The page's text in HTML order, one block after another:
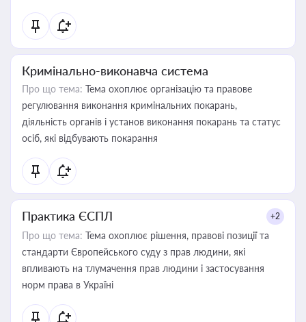
Кримінально-виконавча система
Про що тема: Тема охоплює організацію та правове
регулювання виконання кримінальних покарань,
діяльність органів і установ виконання покарань та статус
осіб, які відбувають покарання
Практика ЄСПЛ +2
Про що тема: Тема охоплює рішення, правові позиції та
стандарти Європейського суду з прав людини, які
впливають на тлумачення прав людини і застосування
норм права в Україні